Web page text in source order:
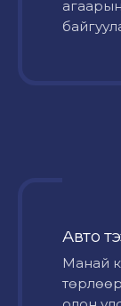
Авто
Mанай